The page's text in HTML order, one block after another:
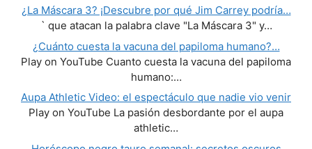
¿La Máscara 3? ¡Descubre por qué Jim Carrey podría…
` que atacan la palabra clave "La Máscara 3" y…
¿Cuánto cuesta la vacuna del papiloma humano?…
Play on YouTube Cuanto cuesta la vacuna del papiloma
humano:…
Aupa Athletic Video: el espectáculo que nadie vio venir
Play on YouTube La pasión desbordante por el aupa
athletic…